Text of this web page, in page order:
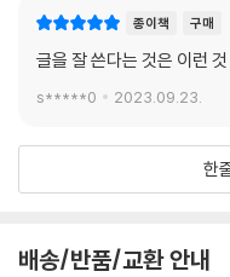
뜨거우면서도 냉혹하다. 숨이
사회의 가장 깊고 가장 씁쓸
끊임없이 자기 자신을 재창조
종이책 구매
글을 잘 쓴다는 것은 이런 것
s*****0 2023.09.23.
한
배송/반품/교환 안내